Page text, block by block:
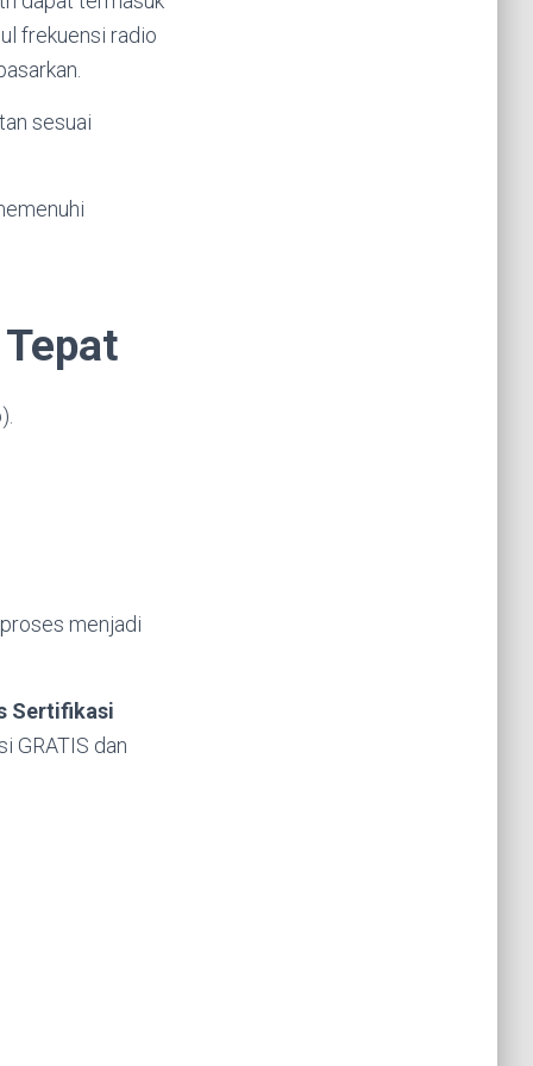
frekuensi radio
sesuai
menjadi
Sertifikasi
GRATIS dan